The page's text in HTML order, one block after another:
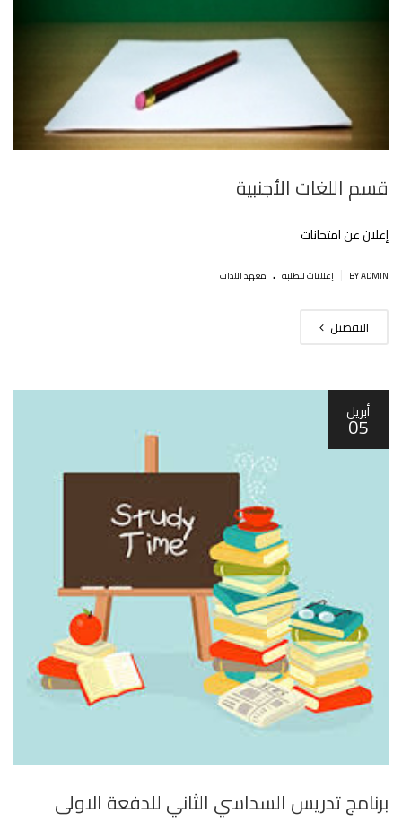
قسم اللغات الأجنبية
إعلان عن امتحانات
BY ADMIN إعلانات للطلبة . معهد الآداب
التفصيل
أبريل
05
برنامج تدريس السداسي الثاني للدفعة الاولى